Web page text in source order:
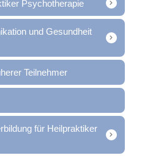
Psychotherapie
und Gesundheit
Teilnehmer
für Heilpraktiker